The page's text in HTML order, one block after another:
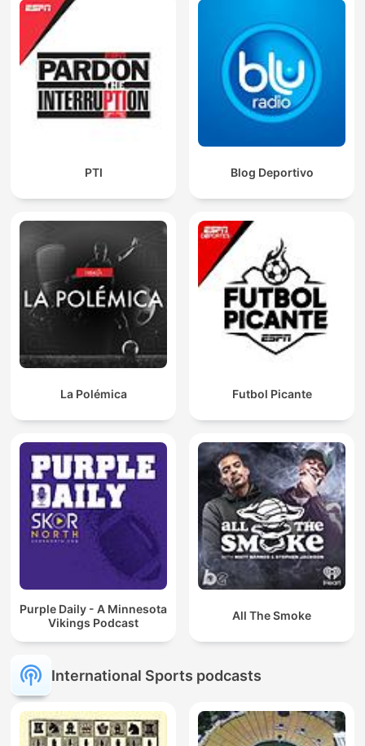
PTI Blog Deportivo
La Polémica Futbol Picante
Purple Daily - A Minnesota
Vikings Podcast
All The Smoke
International Sports podcasts